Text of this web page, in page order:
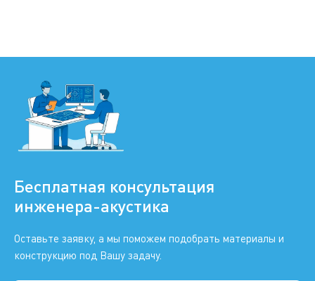
Бесплатная консультация
инженера-акустика
Оставьте заявку, а мы поможем подобрать материалы и
конструкцию под Вашу задачу.